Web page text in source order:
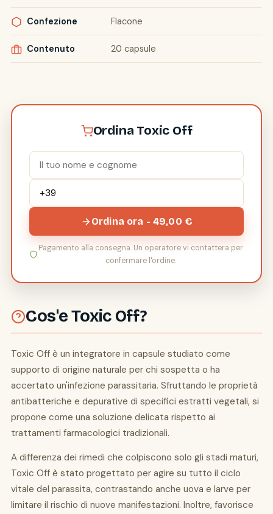
Confezione Flacone
Contenuto 20 capsule
Ordina Toxic Off
Ordina ora - 49,00 €
Pagamento alla consegna. Un operatore vi contattera per
confermare l'ordine.
Cos'e Toxic Off?
Toxic Off è un integratore in capsule studiato come
supporto di origine naturale per chi sospetta o ha
accertato un'infezione parassitaria. Sfruttando le proprietà
antibatteriche e depurative di specifici estratti vegetali, si
propone come una soluzione delicata rispetto ai
trattamenti farmacologici tradizionali.
A differenza dei rimedi che colpiscono solo gli stadi maturi,
Toxic Off è stato progettato per agire su tutto il ciclo
vitale del parassita, contrastando anche uova e larve per
limitare il rischio di nuove manifestazioni. Inoltre, favorisce